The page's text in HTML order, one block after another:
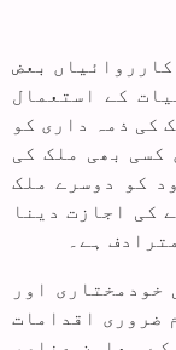
بعض
کے استعمال
کی ذمہ داری کو
کسی بھی ملک کی
کو دوسرے ملک
کی اجازت دینا
ہے۔
خودمختاری اور
ضروری اقدامات